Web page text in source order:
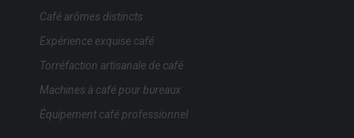
Café arômes distincts
Expérience exquise café
Torréfaction artisanale de café
Machines à café pour bureaux
Équipement café professionnel